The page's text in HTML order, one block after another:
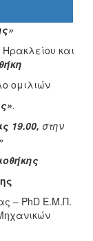
και
.
19.00, στην
– PhD E.M.Π.